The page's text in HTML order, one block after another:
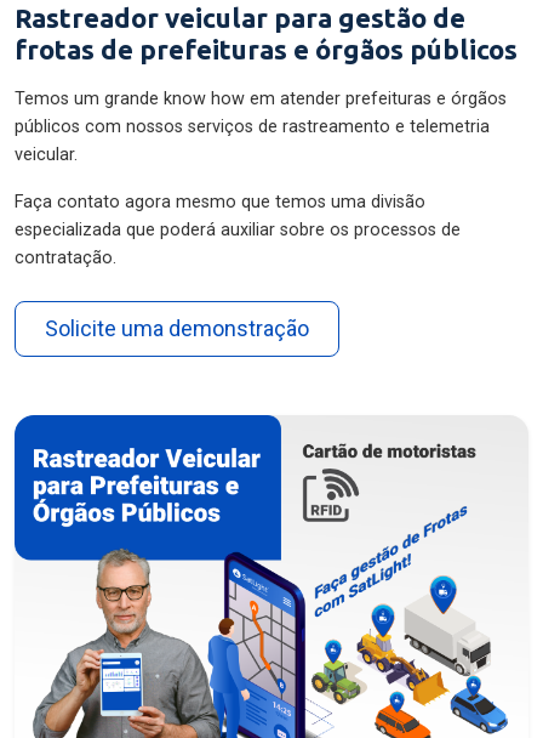
Rastreador veicular para gestão de
frotas de prefeituras e órgãos públicos
Temos um grande know how em atender prefeituras e órgãos
públicos com nossos serviços de rastreamento e telemetria
veicular.
Faça contato agora mesmo que temos uma divisão
especializada que poderá auxiliar sobre os processos de
contratação.
Solicite uma demonstração